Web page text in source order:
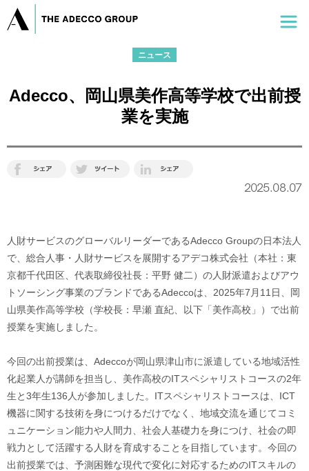
ニュース
Adecco、岡山県美作高等学校で出前授
業を実施
2025.08.07
人財サービスのグローバルリーダーであるAdecco Groupの日本法人
で、総合人事・人財サービスを展開するアデコ株式会社（本社：東
京都千代田区、代表取締役社長：平野 健二）の人財派遣およびアウ
トソーシング事業のブランドであるAdeccoは、2025年7月11日、岡
山県美作高等学校（学校長：早瀬 直紀、以下「美作高校」）で出前
授業を実施しました。
今回の出前授業は、Adeccoが岡山県津山市に派遣している地域活性
化起業人が講師を担当し、美作高校のITスペシャリストコースの2年
生と3年生136人が参加しました。ITスペシャリストコースは、ICT
機器に関する技術を身につけるだけでなく、地域交流を通じてコミ
ュニケーション能力や人間力、社会人基礎力を身につけ、社会の即
戦力として活躍する人財を育成することを目指しています。今回の
出前授業では、予測困難な現代で変化に対応するためのITスキルの